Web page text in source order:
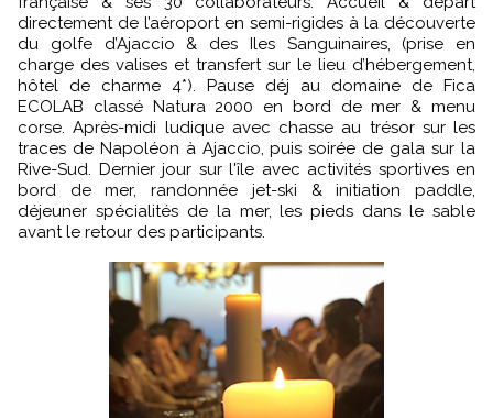
directement de l’aéroport en semi-rigides à la découverte
du golfe d’Ajaccio & des Iles Sanguinaires, (prise en
charge des valises et transfert sur le lieu d’hébergement,
hôtel de charme 4*). Pause déj au domaine de Fica
ECOLAB classé Natura 2000 en bord de mer & menu
corse. Après-midi ludique avec chasse au trésor sur les
traces de Napoléon à Ajaccio, puis soirée de gala sur la
Rive-Sud. Dernier jour sur l'île avec activités sportives en
bord de mer, randonnée jet-ski & initiation paddle,
déjeuner spécialités de la mer, les pieds dans le sable
avant le retour des participants.